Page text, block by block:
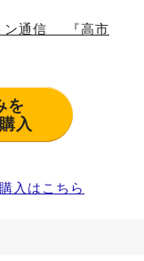
ン通信 『高市
を
購入
入はこちら